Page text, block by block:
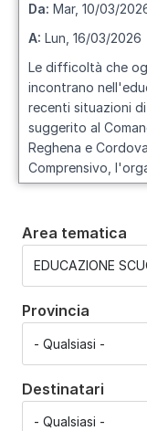
Da: Mar, 10/03/
A: Lun, 16/03/2026
Le difficoltà che
incontrano
recenti situazioni
suggerito al
Reghena e
Comprensivo,
Area tematica
Provincia
Destinatari